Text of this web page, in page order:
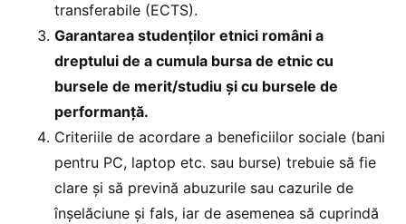
transferabile (ECTS).
Garantarea studenților etnici români a
dreptului de a cumula bursa de etnic cu
bursele de merit/studiu și cu bursele de
performanță.
Criteriile de acordare a beneficiilor sociale (bani
pentru PC, laptop etc. sau burse) trebuie să fie
clare și să prevină abuzurile sau cazurile de
înșelăciune și fals, iar de asemenea să cuprindă